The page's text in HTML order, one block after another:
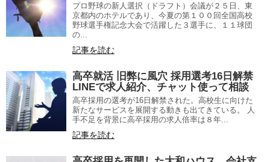
プロ野球の新人選択（ドラフト）会議が２５日、東
京都内のホテルであり、今夏の第１００回全国高校
野球選手権記念大会で活躍した３選手に、１１球団
の...
記事を読む
高卒就活 旧弊に風穴 採用選考16日解禁
LINEで求人紹介、チャット使って相談
高卒採用の選考が16日解禁された。高校生に向けた
新たなサービスを展開する動きも出てきている。 人
手不足を背景に高卒採用の求人倍率は８年...
記事を読む